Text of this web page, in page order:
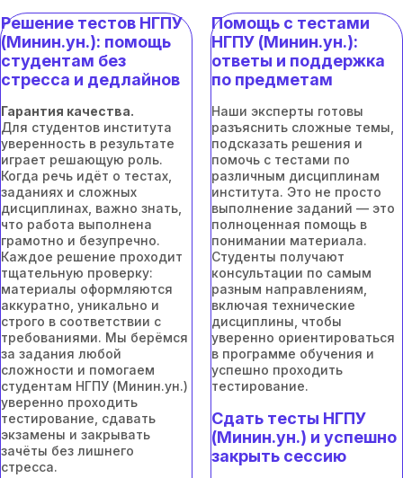
Решение тестов НГПУ
(Минин.ун.): помощь
студентам без
стресса и дедлайнов
Гарантия качества.
Для студентов института
уверенность в результате
играет решающую роль.
Когда речь идёт о тестах,
заданиях и сложных
дисциплинах, важно знать,
что работа выполнена
грамотно и безупречно.
Каждое решение проходит
тщательную проверку:
материалы оформляются
аккуратно, уникально и
строго в соответствии с
требованиями. Мы берёмся
за задания любой
сложности и помогаем
студентам НГПУ (Минин.ун.)
уверенно проходить
тестирование, сдавать
экзамены и закрывать
зачёты без лишнего
стресса.
Помощь с тестами
НГПУ (Минин.ун.):
ответы и поддержка
по предметам
Наши эксперты готовы
разъяснить сложные темы,
подсказать решения и
помочь с тестами по
различным дисциплинам
института. Это не просто
выполнение заданий — это
полноценная помощь в
понимании материала.
Студенты получают
консультации по самым
разным направлениям,
включая технические
дисциплины, чтобы
уверенно ориентироваться
в программе обучения и
успешно проходить
тестирование.
Сдать тесты НГПУ
(Минин.ун.) и успешно
закрыть сессию